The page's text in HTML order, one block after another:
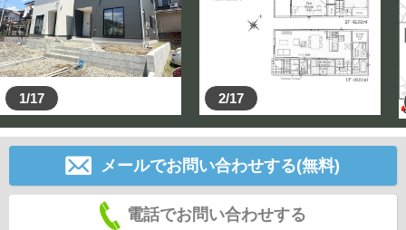
1/17 2/17
メールでお問い合わせする(無料)
電話でお問い合わせする